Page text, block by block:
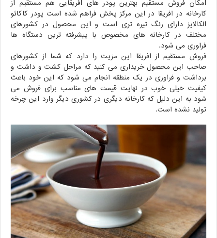
امکان فروش مستقیم بهترین پودر های افریقایی هم مستقیم از
کارخانه در افریقا در این مرکز پخش فراهم شده است پودر کاکائو
الکالایز دارای رنگ تیره تری است و این محصول در کشورهای
مختلف در کارخانه های مخصوص با پیشرفته ترین دستگاه ها
فراوری می شود.
فروش مستقیم از افریقا این مزیت را دارد که شما از کشورهای
صاحب این محصول خریداری می کنید که مراحل کشت و داشت و
برداشت و فراوری در یک منطقه انجام می شود که این خود باعث
کیفیت خیلی خوب در نهایت قیمت های مناسب برای فروش می
شود به این دلیل که کارخانه دیگری در کشوری دیگر وارد این چرخه
تولید نشده است.